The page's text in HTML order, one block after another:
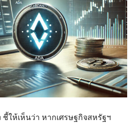
ให้เห็นว่า หากเศรษฐกิจสหรัฐฯ